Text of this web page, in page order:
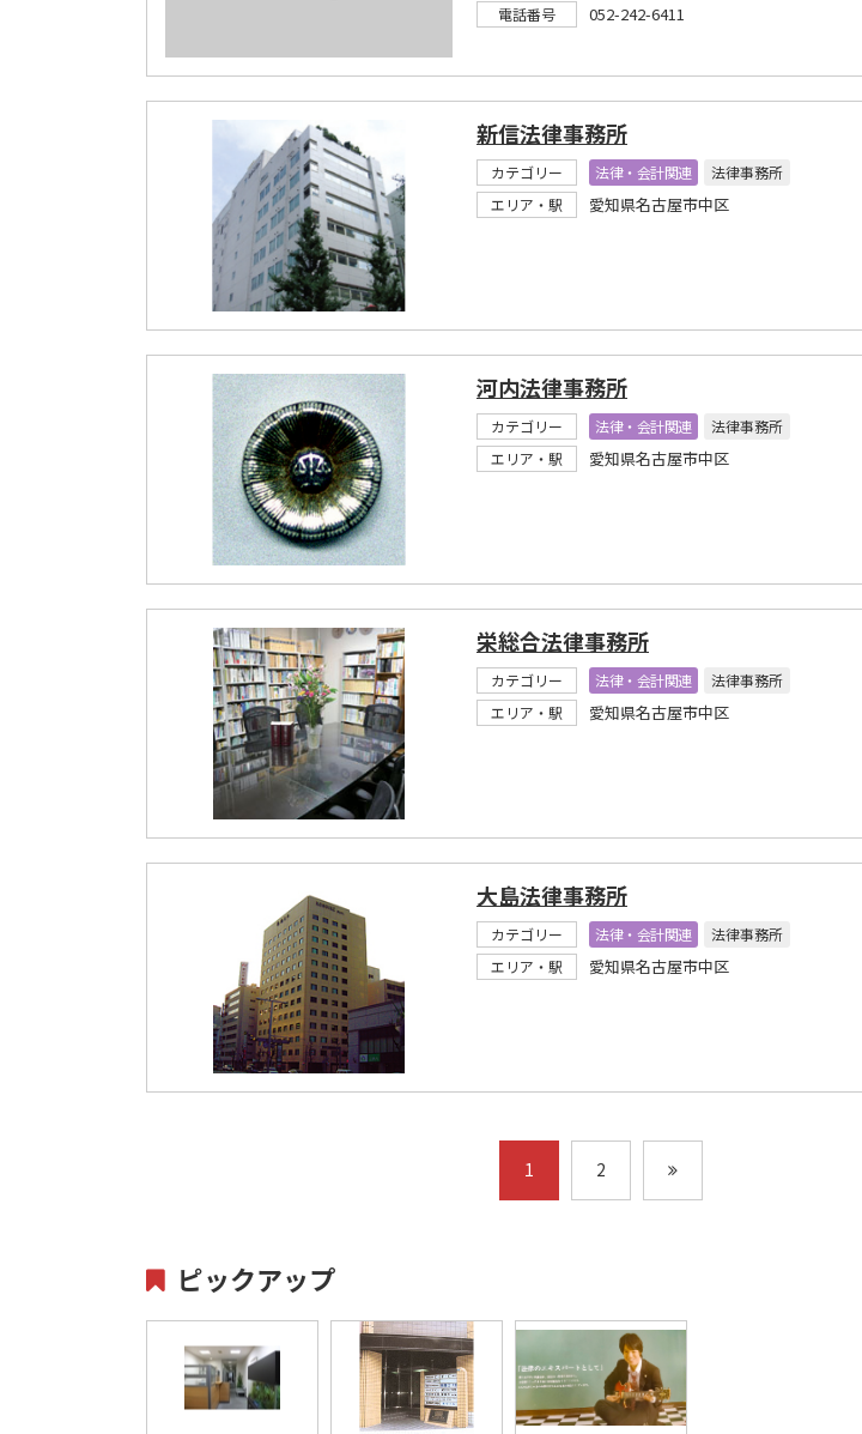
電話番号 052-242-6411
新信法律事務所
カテゴリー 法律・会計関連
法律事務所
エリア・駅
愛知県名古屋市中区
河内法律事務所
カテゴリー 法律・会計関連
法律事務所
エリア・駅
愛知県名古屋市中区
栄総合法律事務所
カテゴリー 法律・会計関連
法律事務所
エリア・駅
愛知県名古屋市中区
大島法律事務所
カテゴリー 法律・会計関連
法律事務所
エリア・駅
愛知県名古屋市中区
1 2
ピックアップ